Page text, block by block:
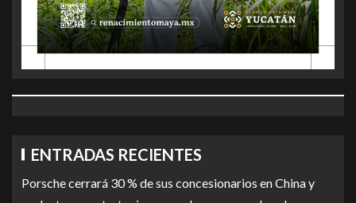
ENTRADAS RECIENTES
Porsche cerrará 30 % de sus concesionarios en China y